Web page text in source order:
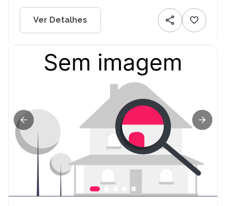
Ver Detalhes